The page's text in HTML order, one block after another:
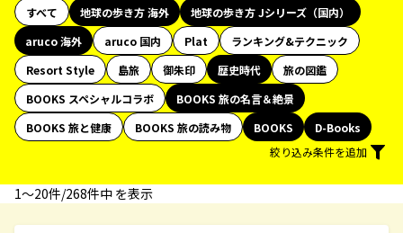
すべて 地球の歩き方 海外
地球の歩き方 Jシリーズ（国内）
aruco 海外
aruco 国内 Plat
ランキング&テクニック
Resort Style
島旅 御朱印 歴史時代
旅の図鑑
BOOKS スペシャルコラボ
BOOKS 旅の名言＆絶景
BOOKS 旅と健康
BOOKS 旅の読み物 BOOKS
D-Books
絞り込み条件を追加
1〜20件/268件中 を表示